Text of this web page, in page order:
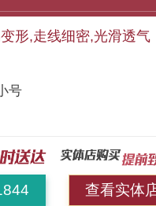
形,走线细密,光滑透气
号
查看实体